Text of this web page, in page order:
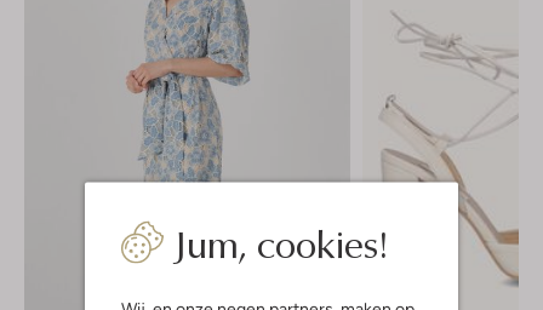
Jum, cookies!